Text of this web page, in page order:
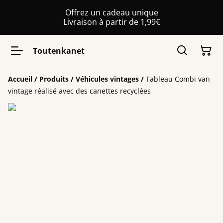
Offrez un cadeau unique
Livraison à partir de 1,99€
Toutenkanet
Accueil / Produits / Véhicules vintages / Tableau Combi van
vintage réalisé avec des canettes recyclées